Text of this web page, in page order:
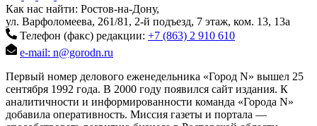
Как нас найти: Ростов-на-Дону,
ул. Варфоломеева, 261/81, 2-й подъезд, 7 этаж, ком. 13, 13а
Телефон (факс) редакции: +7 (863) 2 910 610
e-mail: n@gorodn.ru
Первый номер делового еженедельника «Город N» вышел 25
сентября 1992 года. В 2000 году появился сайт издания. К
аналитичности и информированности команда «Города N»
добавила оперативность. Миссия газеты и портала —